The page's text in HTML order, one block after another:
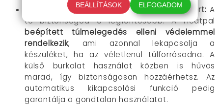
Maximális biztonság a nyugodt használatért: A
te biztonságod a legfontosabb. A Heatpal
beépített túlmelegedés elleni védelemmel
rendelkezik, ami azonnal lekapcsolja a
készüléket, ha az véletlenül túlforrósodna. A
külső burkolat használat közben is hűvös
marad, így biztonságosan hozzáérhetsz. Az
automatikus kikapcsolási funkció pedig
garantálja a gondtalan használatot.
BEÁLLÍTÁSOK ELFOGADOM